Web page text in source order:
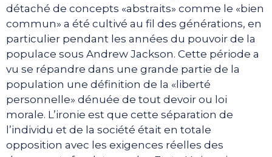
détaché de concepts «abstraits» comme le «bien
commun» a été cultivé au fil des générations, en
particulier pendant les années du pouvoir de la
populace sous Andrew Jackson. Cette période a
vu se répandre dans une grande partie de la
population une définition de la «liberté
personnelle» dénuée de tout devoir ou loi
morale. L’ironie est que cette séparation de
l’individu et de la société était en totale
opposition avec les exigences réelles des